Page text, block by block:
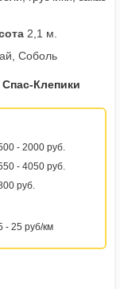
2,1 м.
Соболь
Клепики
- 2000 руб.
- 4050 руб.
руб.
- 25 руб/км